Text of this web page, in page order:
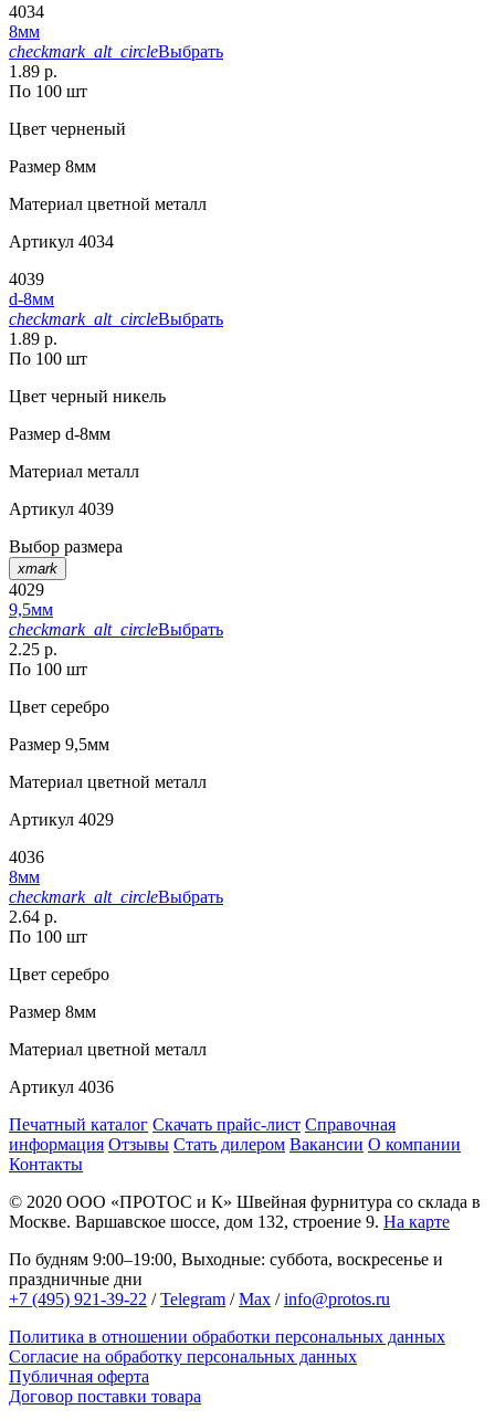
4034
8мм
checkmark_alt_circleВыбрать
1.89 р.
По 100 шт
Цвет черненый
Размер 8мм
Материал цветной металл
Артикул 4034
4039
d-8мм
checkmark_alt_circleВыбрать
1.89 р.
По 100 шт
Цвет черный никель
Размер d-8мм
Материал металл
Артикул 4039
Выбор размера
xmark
4029
9,5мм
checkmark_alt_circleВыбрать
2.25 р.
По 100 шт
Цвет серебро
Размер 9,5мм
Материал цветной металл
Артикул 4029
4036
8мм
checkmark_alt_circleВыбрать
2.64 р.
По 100 шт
Цвет серебро
Размер 8мм
Материал цветной металл
Артикул 4036
Печатный каталог Скачать прайс-лист Справочная
информация Отзывы Стать дилером Вакансии О компании
Контакты
© 2020 ООО «ПРОТОС и К» Швейная фурнитура со склада в
Москве. Варшавское шоссе, дом 132, строение 9. На карте
По будням 9:00–19:00, Выходные: суббота, воскресенье и
праздничные дни
+7 (495) 921-39-22 /Telegram /Max /info@protos.ru
Политика в отношении обработки персональных данных
Согласие на обработку персональных данных
Публичная оферта
Договор поставки товара